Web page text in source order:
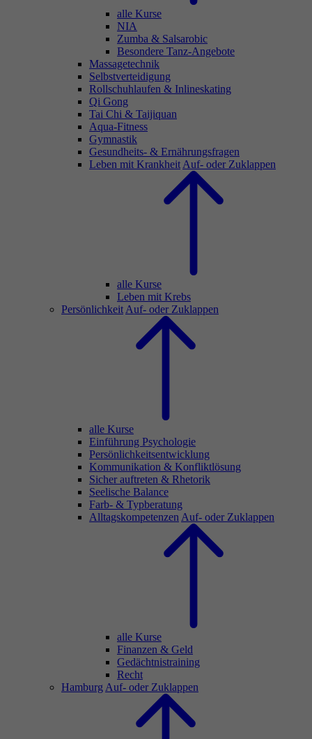
alle Kurse
NIA
Zumba & Salsarobic
Besondere Tanz-Angebote
Massagetechnik
Selbstverteidigung
Rollschuhlaufen & Inlineskating
Qi Gong
Tai Chi & Taijiquan
Aqua-Fitness
Gymnastik
Gesundheits- & Ernährungsfragen
Leben mit Krankheit Auf- oder Zuklappen
alle Kurse
Leben mit Krebs
Persönlichkeit Auf- oder Zuklappen
alle Kurse
Einführung Psychologie
Persönlichkeitsentwicklung
Kommunikation & Konfliktlösung
Sicher auftreten & Rhetorik
Seelische Balance
Farb- & Typberatung
Alltagskompetenzen Auf- oder Zuklappen
alle Kurse
Finanzen & Geld
Gedächtnistraining
Recht
Hamburg Auf- oder Zuklappen